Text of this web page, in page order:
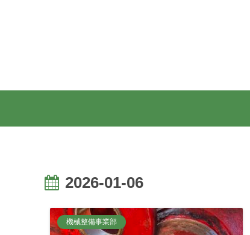
2026-01-06
機械整備事業部